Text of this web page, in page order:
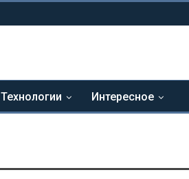
Технологии Интересное